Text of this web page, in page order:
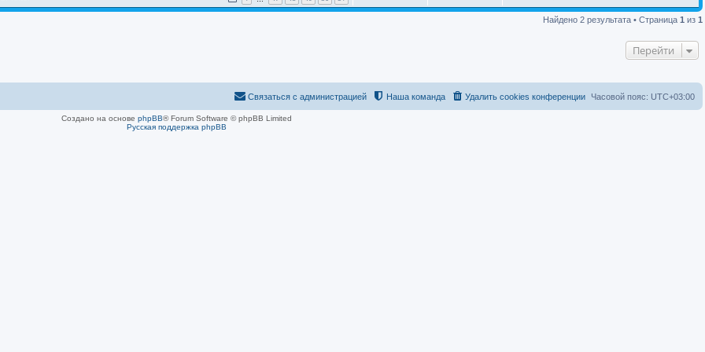
Найдено 2 результата • Страница 1 из 1
Перейти
Часовой пояс: UTC+03:00
Удалить cookies конференции
Наша команда
Связаться с администрацией
Создано на основе phpBB® Forum Software © phpBB Limited
Русская поддержка phpBB